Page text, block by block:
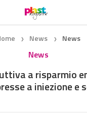
❯ News ❯ News
News
a risparmio
a iniezione e